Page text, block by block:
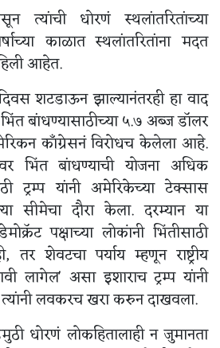
त्यांची धोरणं स्थलांतरितांच्या
काळात स्थलांतरितांना मदत
आहेत.
शटडाऊन झाल्यानंतरही हा वाद
बांधण्यासाठीच्या ५.७ अब्ज डॉलर
काँग्रेसनं विरोधच केलेला आहे.
भिंत बांधण्याची योजना अधिक
ट्रम्प यांनी अमेरिकेच्या टेक्सास
सीमेचा दौरा केला. दरम्यान या
पक्षाच्या लोकांनी भिंतीसाठी
तर शेवटचा पर्याय म्हणून राष्ट्रीय
लागेल' असा इशाराच ट्रम्प यांनी
त्यांनी लवकरच खरा करुन दाखवला.
धोरणं लोकहितालाही न जुमानता